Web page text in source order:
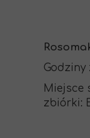
Godziny
Miejsce
zbiórki: